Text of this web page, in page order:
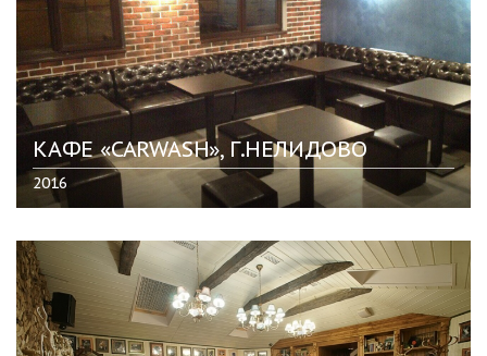
КАФЕ «CARWASH», Г.НЕЛИДОВО
2016